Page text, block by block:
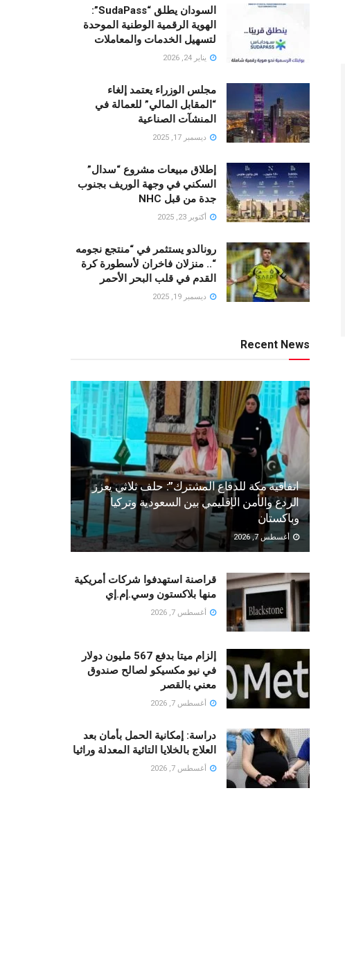
السودان يطلق “SudaPass”:
الهوية الرقمية الوطنية الموحدة
لتسهيل الخدمات والمعاملات
يناير 24, 2026
مجلس الوزراء يعتمد إلغاء
“المقابل المالي” للعمالة في
المنشآت الصناعية
ديسمبر 17, 2025
إطلاق مبيعات مشروع “سدال”
السكني في وجهة الوريف بجنوب
جدة من قبل NHC
أكتوبر 23, 2025
رونالدو يستثمر في “منتجع نجومه
“.. منزلان فاخران لأسطورة كرة
القدم في قلب البحر الأحمر
ديسمبر 19, 2025
Recent News
اتفاقية مكة للدفاع المشترك”: حلف ثلاثي يعزز
الردع والأمن الإقليمي بين السعودية وتركيا
وباكستان
أغسطس 7, 2026
قراصنة استهدفوا شركات أمريكية
منها بلاكستون وسي.إم.إي
أغسطس 7, 2026
إلزام ميتا بدفع 567 مليون دولار
في نيو مكسيكو لصالح صندوق
معني بالقصر
أغسطس 7, 2026
دراسة: إمكانية الحمل بأمان بعد
العلاج بالخلايا التائية المعدلة وراثيا
أغسطس 7, 2026